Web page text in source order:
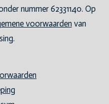
nummer 62331140. Op
voorwaarden van